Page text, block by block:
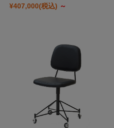
¥407,000(税込) ～